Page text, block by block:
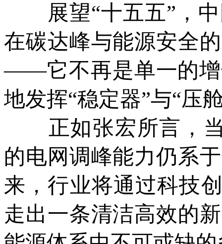
展望“十五五”，中
在碳达峰与能源安全
——它不再是单一的增
地发挥“稳定器”与“压
正如张宏所言，当
的电网调峰能力仍系
来，行业将通过科技
走出一条清洁高效的